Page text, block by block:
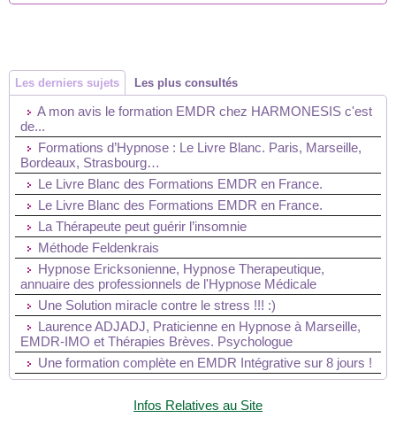
Les derniers sujets Les plus consultés
A mon avis le formation EMDR chez HARMONESIS c'est
de...
Formations d’Hypnose : Le Livre Blanc. Paris, Marseille,
Bordeaux, Strasbourg…
Le Livre Blanc des Formations EMDR en France.
Le Livre Blanc des Formations EMDR en France.
La Thérapeute peut guérir l’insomnie
Méthode Feldenkrais
Hypnose Ericksonienne, Hypnose Therapeutique,
annuaire des professionnels de l'Hypnose Médicale
Une Solution miracle contre le stress !!! :)
Laurence ADJADJ, Praticienne en Hypnose à Marseille,
EMDR-IMO et Thérapies Brèves. Psychologue
Une formation complète en EMDR Intégrative sur 8 jours !
Infos Relatives au Site